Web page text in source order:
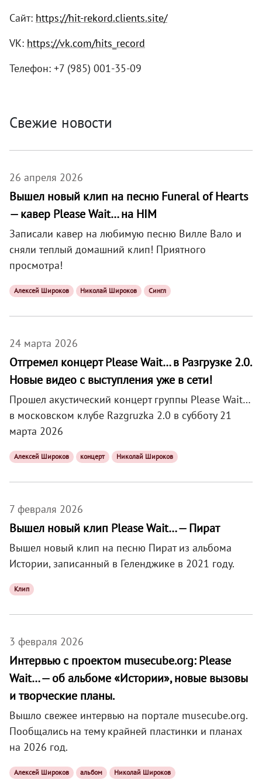
Сайт: https://hit-rekord.clients.site/
VK: https://vk.com/hits_record
Телефон: +7 (985) 001-35-09
Свежие новости
26 апреля 2026
Вышел новый клип на песню Funeral of Hearts
— кавер Please Wait… на HIM
Записали кавер на любимую песню Вилле Вало и
сняли теплый домашний клип! Приятного
просмотра!
Алексей Широков Николай Широков Сингл
24 марта 2026
Отгремел концерт Please Wait… в Разгрузке 2.0.
Новые видео с выступления уже в сети!
Прошел акустический концерт группы Please Wait…
в московском клубе Razgruzka 2.0 в субботу 21
марта 2026
Алексей Широков концерт Николай Широков
7 февраля 2026
Вышел новый клип Please Wait… — Пират
Вышел новый клип на песню Пират из альбома
Истории, записанный в Геленджике в 2021 году.
Клип
3 февраля 2026
Интервью с проектом musecube.org: Please
Wait… — об альбоме «Истории», новые вызовы
и творческие планы.
Вышло свежее интервью на портале musecube.org.
Пообщались на тему крайней пластинки и планах
на 2026 год.
Алексей Широков альбом Николай Широков